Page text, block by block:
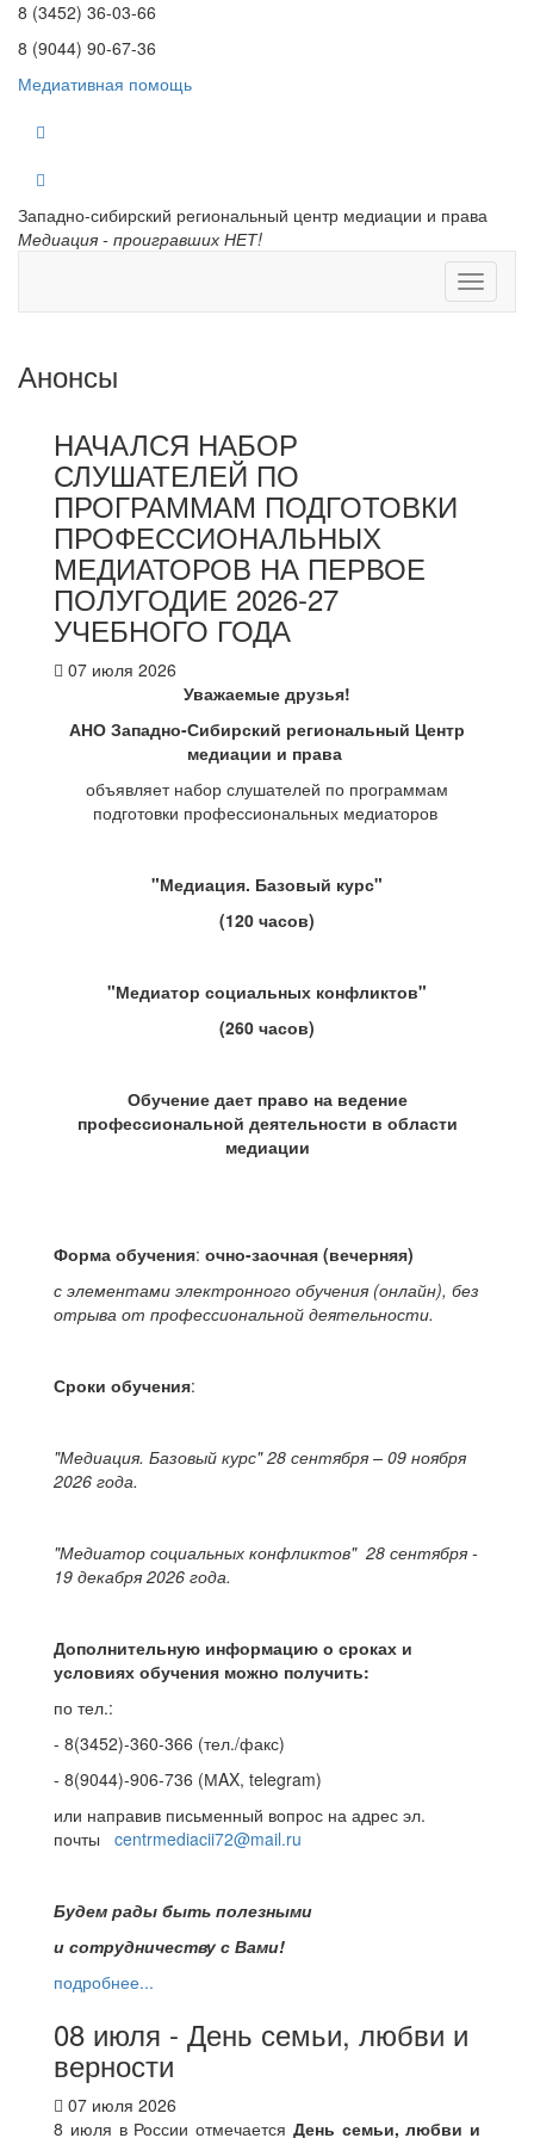
8 (3452) 36-03-66
8 (9044) 90-67-36
Медиативная помощь
Западно-сибирский региональный центр медиации и права
Медиация - проигравших НЕТ!
Анонсы
НАЧАЛСЯ НАБОР
СЛУШАТЕЛЕЙ ПО
ПРОГРАММАМ ПОДГОТОВКИ
ПРОФЕССИОНАЛЬНЫХ
МЕДИАТОРОВ НА ПЕРВОЕ
ПОЛУГОДИЕ 2026-27
УЧЕБНОГО ГОДА
07 июля 2026
Уважаемые друзья!
АНО Западно-Сибирский региональный Центр
медиации и права
объявляет набор слушателей по программам
подготовки профессиональных медиаторов
"Медиация. Базовый курс"
(120 часов)
"Медиатор социальных конфликтов"
(260 часов)
Обучение дает право на ведение
профессиональной деятельности в области
медиации
Форма обучения: очно-заочная (вечерняя)
с элементами электронного обучения (онлайн), без
отрыва от профессиональной деятельности.
Сроки обучения:
"Медиация. Базовый курс" 28 сентября – 09 ноября
2026 года.
"Медиатор социальных конфликтов" 28 сентября -
19 декабря 2026 года.
Дополнительную информацию о сроках и
условиях обучения можно получить:
по тел.:
- 8(3452)-360-366 (тел./факс)
- 8(9044)-906-736 (МAX, telegram)
или направив письменный вопрос на адрес эл.
почты centrmediacii72@mail.ru
Будем рады быть полезными
и сотрудничеству с Вами!
подробнее...
08 июля - День семьи, любви и
верности
07 июля 2026
8 июля в России отмечается День семьи, любви и